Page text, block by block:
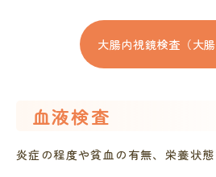
大腸内視鏡検査（大
血液検査
炎症の程度や貧血の有無、栄養状態